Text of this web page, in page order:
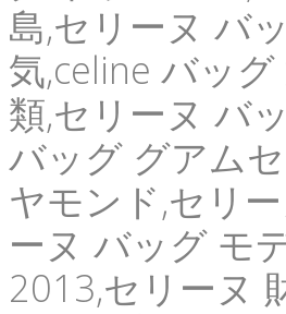
島,セリーヌ バ
気,celine バッ
類,セリーヌ バ
バッグ グアム
ヤモンド,セリ
ーヌ バッグ モ
2013,セリーヌ